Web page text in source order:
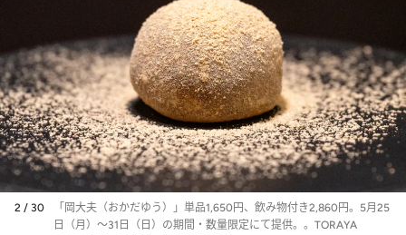
2 / 30
「岡大夫（おかだゆう）」単品1,650円、飲み物付き2,860円。5月25
日（月）～31日（日）の期間・数量限定にて提供。。TORAYA